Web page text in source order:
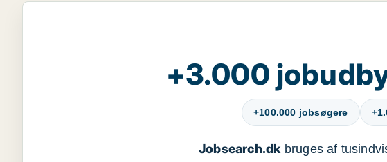
+3.000
+100.000 jobsøgere
Jobsearch.dkbruges af